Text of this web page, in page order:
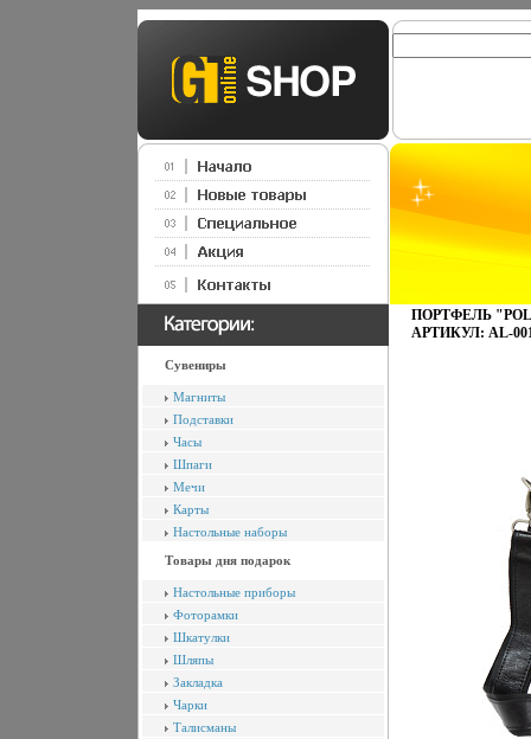
Сувениры
Магниты
Подставки
Часы
Шпаги
Мечи
Карты
Настольные наборы
Товары дня подарок
Настольные приборы
Фоторамки
Шкатулки
Шляпы
Закладка
Чарки
Талисманы
ПОРТФЕЛЬ
АРТИКУЛ: AL-